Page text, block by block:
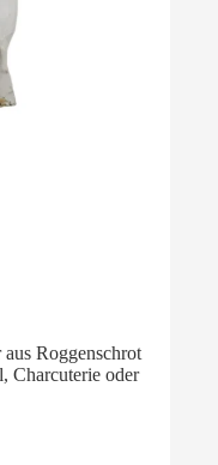
Roggenschrot
Charcuterie oder